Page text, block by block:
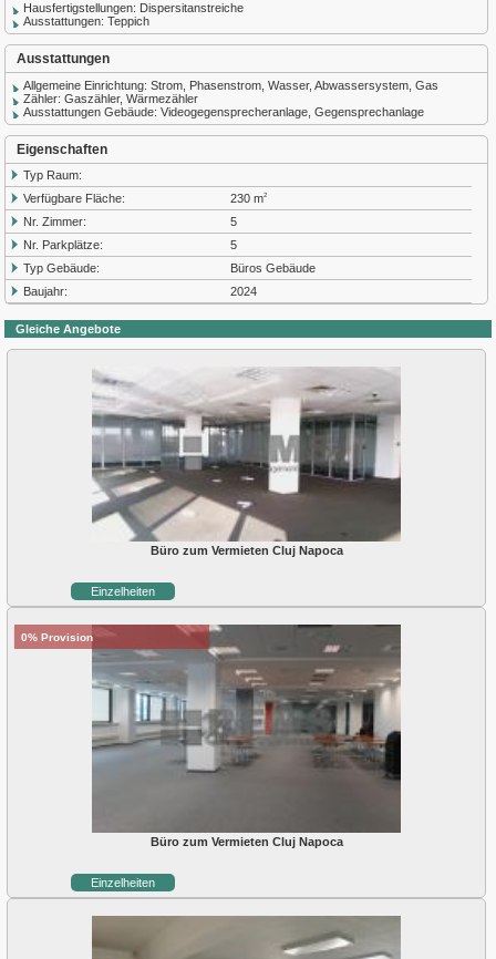
Hausfertigstellungen: Dispersitanstreiche
Ausstattungen: Teppich
Ausstattungen
Allgemeine Einrichtung: Strom, Phasenstrom, Wasser, Abwassersystem, Gas
Zähler: Gaszähler, Wärmezähler
Ausstattungen Gebäude: Videogegensprecheranlage, Gegensprechanlage
Eigenschaften
Typ Raum:
Verfügbare Fläche:
230 m2
Nr. Zimmer:
5
Nr. Parkplätze:
5
Typ Gebäude:
Büros Gebäude
Baujahr:
2024
Gleiche Angebote
Büro zum Vermieten Cluj Napoca
Einzelheiten
0% Provision
Büro zum Vermieten Cluj Napoca
Einzelheiten